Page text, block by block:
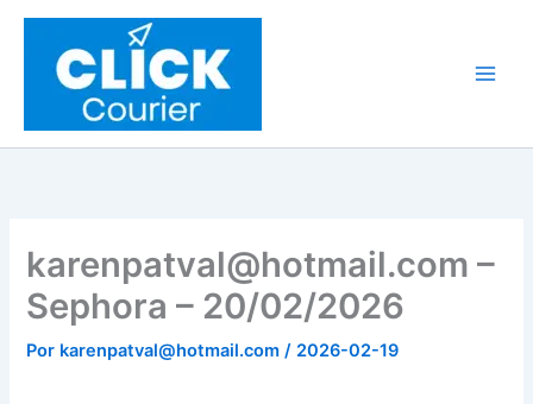
contenido
karenpatval@hotmail.com –
Sephora – 20/02/2026
Por karenpatval@hotmail.com/ 2026-02-19